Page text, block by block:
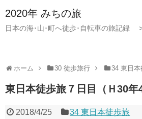
2020年 みちの旅
日本の海･山･町へ徒歩･自転車の旅記録
ホーム 30 徒歩旅行 34 東日本
東日本徒歩旅７日目（Ｈ30年
2018/4/25 34 東日本徒歩旅